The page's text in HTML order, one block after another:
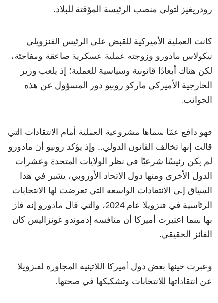
رودريغيز لتولي منصب الرئيسة المؤقتة للبلاد.
كانت العملية الأميركية للقبض على الرئيس الفنزويلي
نيكولاس مادورو وزوجته عملية عسكرية صاعقة ومفاجئة،
لكن هناك أبعادًا قانونية وسياسية للعملية؛ إذ يلعب وزير
الخارجية الأميركي ماركو روبيو دور المسؤول عن هذه
الجوانب.
فهو دافع عمّا سماها مشروعية العملية أمام الانتقادات التي
قالت إنها تخالف القانون الدولي.. وإذ يؤكد روبيو أن مادورو
لم يكن رئيسًا شرعيًا في نظر الولايات المتحدة وعشرات
الدول الأخرى ومنها دول الاتحاد الأوروبي، يشير في هذا
السياق إلى الانتقادات الواسعة التي تعرضت لها الانتخابات
الرئاسية في فنزويلا عام 2024، والتي قال مادورو إنه فاز
بها بينما اعتبرت أميركا أن منافسه إدموندو غونزاليس كان
الفائز الحقيقي.
وعبرت حينها بعض دول أميركا اللاتينية المجاورة لفنزويلا
عن انتقاداتها للانتخابات وتشكيكها في صحتها.